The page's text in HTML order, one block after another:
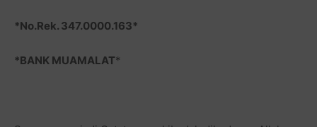
*No.Rek. 347.0000.163*
*BANK MUAMALAT*